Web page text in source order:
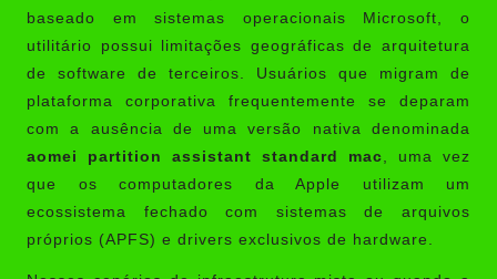
baseado em sistemas operacionais Microsoft, o
utilitário possui limitações geográficas de arquitetura
de software de terceiros. Usuários que migram de
plataforma corporativa frequentemente se deparam
com a ausência de uma versão nativa denominada
aomei partition assistant standard mac , uma vez
que os computadores da Apple utilizam um
ecossistema fechado com sistemas de arquivos
próprios (APFS) e drivers exclusivos de hardware.